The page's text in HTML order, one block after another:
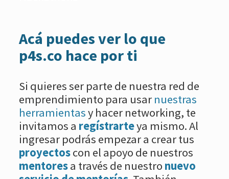
Acá puedes ver lo que
p4s.co hace por ti
Si quieres ser parte de nuestra red de
emprendimiento para usar nuestras
herramientasy hacer networking, te
invitamos a regístrarteya mismo. Al
ingresar podrás empezar a crear tus
proyectoscon el apoyo de nuestros
mentoresa través de nuestro nuevo